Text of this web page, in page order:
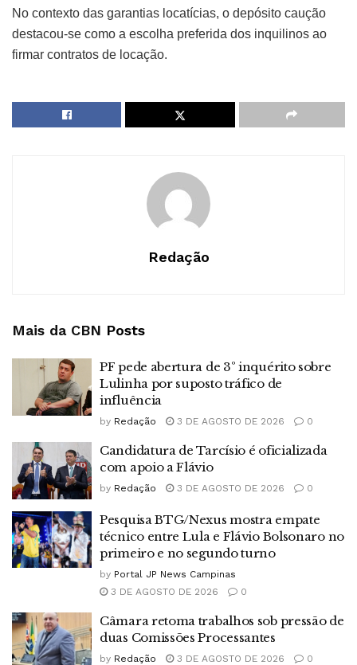
No contexto das garantias locatícias, o depósito caução
destacou-se como a escolha preferida dos inquilinos ao
firmar contratos de locação.
Redação
Mais da CBN Posts
PF pede abertura de 3º inquérito sobre
Lulinha por suposto tráfico de
influência
by Redação 3 DE AGOSTO DE 2026 0
Candidatura de Tarcísio é oficializada
com apoio a Flávio
by Redação 3 DE AGOSTO DE 2026 0
Pesquisa BTG/Nexus mostra empate
técnico entre Lula e Flávio Bolsonaro no
primeiro e no segundo turno
by Portal JP News Campinas
3 DE AGOSTO DE 2026
0
Câmara retoma trabalhos sob pressão de
duas Comissões Processantes
by Redação 3 DE AGOSTO DE 2026 0